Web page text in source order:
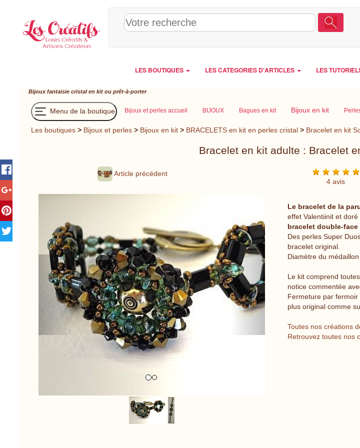
LES BOUTIQUES LES CATEGORIES D'ARTICLES LES
Bijoux fantaisie cristal en kit ou prêt-à-porter
Menu de la boutique Bijoux et perles accueil BIJOUX Bagues en kit Bijoux en kit
Les boutiques > Bijoux et perles > Bijoux en kit > BRACELETS en kit en perles cristal > Bracelet en kit
Bracelet en kit adulte : Bracelet
Article précédent
4 avis
Previous Next
Le bracelet de la
effet Valentiinit et
bracelet double-face
Des perles Super
bracelet original.
Diamètre du
Le kit comprend
notice commentée
Fermeture par
plus original comme
Toutes nos créations
Retrouvez toutes nos